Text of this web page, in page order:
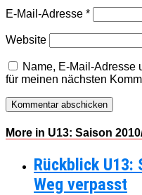
E-Mail-Adresse *
Website
Name, E-Mail-Adresse
für meinen nächsten
More in U13: Saison
Rückblick
Weg verpasst